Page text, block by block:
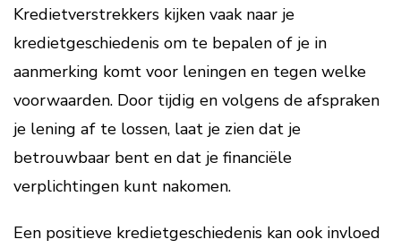
Kredietverstrekkers kijken vaak naar je
kredietgeschiedenis om te bepalen of je in
aanmerking komt voor leningen en tegen welke
voorwaarden. Door tijdig en volgens de afspraken
je lening af te lossen, laat je zien dat je
betrouwbaar bent en dat je financiële
verplichtingen kunt nakomen.
Een positieve kredietgeschiedenis kan ook invloed